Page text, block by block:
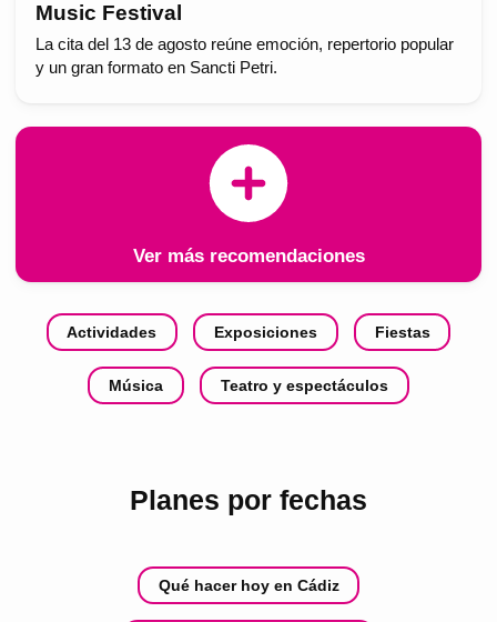
Music Festival
La cita del 13 de agosto reúne emoción, repertorio popular
y un gran formato en Sancti Petri.
Ver más recomendaciones
Actividades Exposiciones Fiestas
Música Teatro y espectáculos
Planes por fechas
Qué hacer hoy en Cádiz